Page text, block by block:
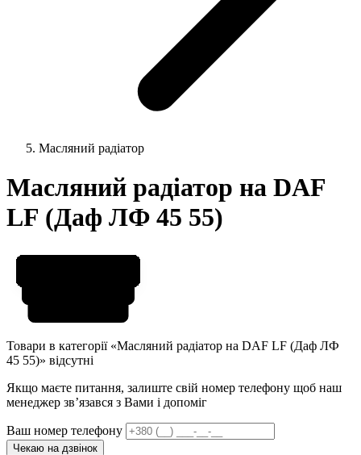
Масляний радіатор
Масляний радіатор на DAF
LF (Даф ЛФ 45 55)
Товари в категорії «Масляний радіатор на DAF LF (Даф ЛФ
45 55)» відсутні
Якщо маєте питання, залиште свій номер телефону щоб наш
менеджер звʼязався з Вами і допоміг
Ваш номер телефону
Чекаю на дзвінок